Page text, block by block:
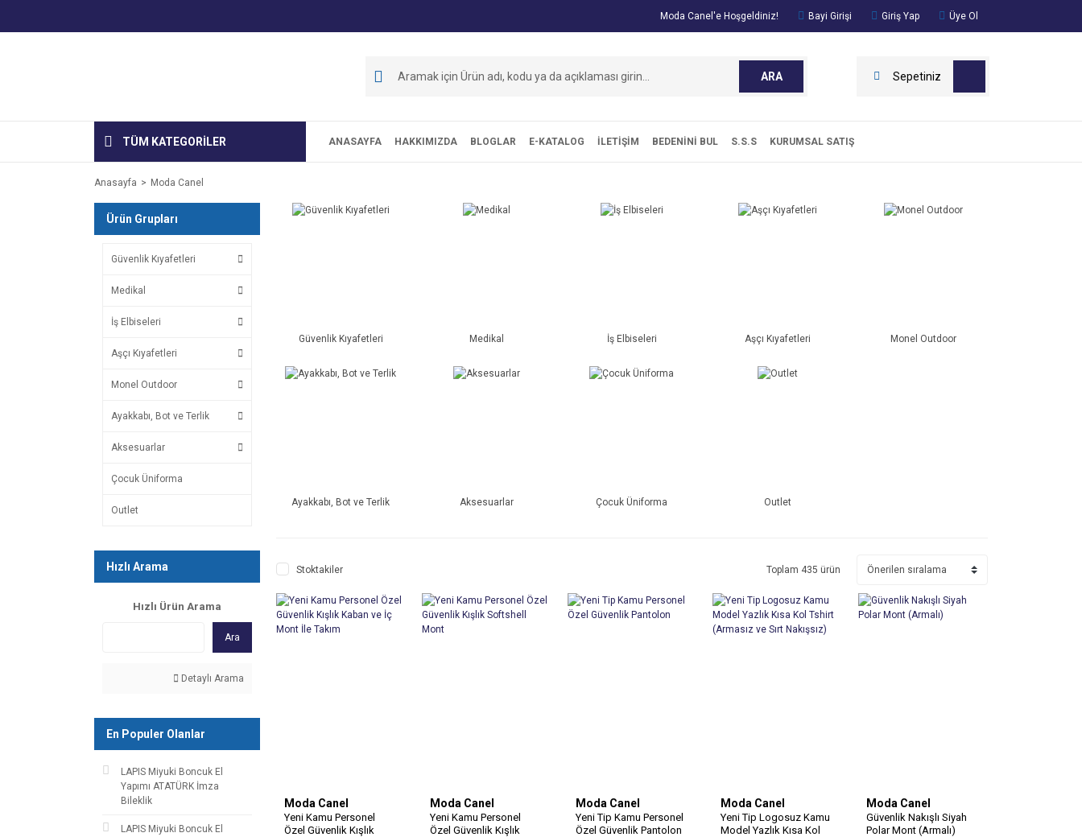
Moda Canel'e Hoşgeldiniz! Bayi Girişi Giriş Yap Üye Ol
ARA Sepetiniz
TÜM KATEGORİLER ANASAYFA HAKKIMIZDA BLOGLAR E-KATALOG İLETİŞİM BEDENİNİ BUL S.S.S KURUMSAL SATIŞ
Anasayfa Moda Canel
Ürün Grupları
Güvenlik Kıyafetleri
Medikal
İş Elbiseleri
Aşçı Kıyafetleri
Monel Outdoor
Ayakkabı, Bot ve Terlik
Aksesuarlar
Çocuk Üniforma
Outlet
Hızlı Arama
Hızlı Ürün Arama
Ara
Detaylı Arama
En Populer Olanlar
LAPIS Miyuki Boncuk El
Yapımı ATATÜRK İmza
Bileklik
LAPIS Miyuki Boncuk El
Güvenlik Kıyafetleri Medikal İş Elbiseleri Aşçı Kıyafetleri Monel Outdoor
Ayakkabı, Bot ve Terlik Aksesuarlar Çocuk Üniforma Outlet
Stoktakiler Toplam 435 ürün
Moda Canel
Yeni Kamu Personel
Özel Güvenlik Kışlık
Moda Canel
Yeni Kamu Personel
Özel Güvenlik Kışlık
Moda Canel
Yeni Tip Kamu Personel
Özel Güvenlik Pantolon
Moda Canel
Yeni Tip Logosuz Kamu
Model Yazlık Kısa Kol
Moda Canel
Güvenlik Nakışlı Siyah
Polar Mont (Armalı)